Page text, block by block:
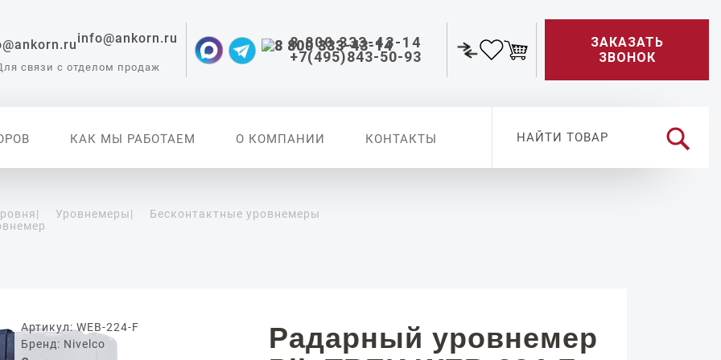
info@ankorn.ru
связи с отделом продаж
8 800 333-43-14
+7(495)843-50-93
ЗАКАЗАТЬ
ЗВОНОК
КАК МЫ РАБОТАЕМ О КОМПАНИИ КОНТАКТЫ
для
| Уровнемеры|
Бесконтактные уровнемеры
Артикул: WEB-224-F
Бренд: Nivelco
Радарный уровнемер